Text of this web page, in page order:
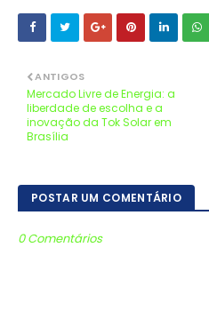
ANTIGOS
Mercado Livre de Energia: a
liberdade de escolha e a
inovação da Tok Solar em
Brasília
POSTAR UM COMENTÁRIO
0 Comentários